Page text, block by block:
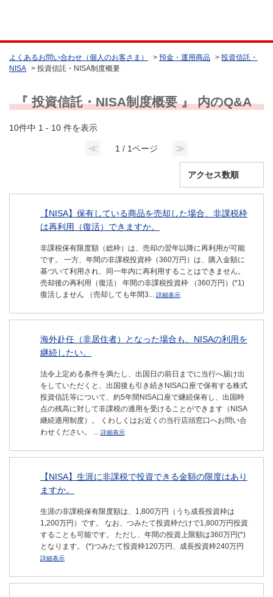
よくあるお問い合わせ（個人のお客さま） > 預金・運用商品 > 投資信託・
NISA > 投資信託・NISA制度概要
『 投資信託・NISA制度概要 』 内のQ&A
10件中 1 - 10 件を表示
≪ 1 / 1ページ ≫
【NISA】保有している商品を売却した場合、非課税枠
は再利用（復活）できますか。
非課税保有限度額（総枠）は、売却の翌年以降に再利用が可能
です。 一方、年間の非課税投資枠（360万円）は、購入金額に
基づいて利用され、同一年内に再利用することはできません。
売却後の再利用（復活） 年間の非課税投資枠 （360万円）(*1)
復活しません （売却しても年間3... 詳細表示
海外赴任（非居住者）となった場合も、NISAの利用を
継続したい。
法令上定める条件を満たし、出国日の前日までに当行へ届け出
をしていただくと、出国後も引き続きNISA口座で保有する株式
投資信託等について、約5年間NISA口座で継続保有し、出国時
点の残高に対して非課税の適用を受けることができます（NISA
継続適用制度）。 くわしくはお近くの当行店頭窓口へお問い合
わせください。 ... 詳細表示
【NISA】生涯に非課税で投資できる金額の限度はあり
ますか。
生涯の非課税保有限度額は、1,800万円（うち成長投資枠は
1,200万円）です。 なお、つみたて投資枠だけで1,800万円投資
することも可能です。 ただし、年間の投資上限額は360万円(*)
となります。 (*)つみたて投資枠120万円、成長投資枠240万円
詳細表示